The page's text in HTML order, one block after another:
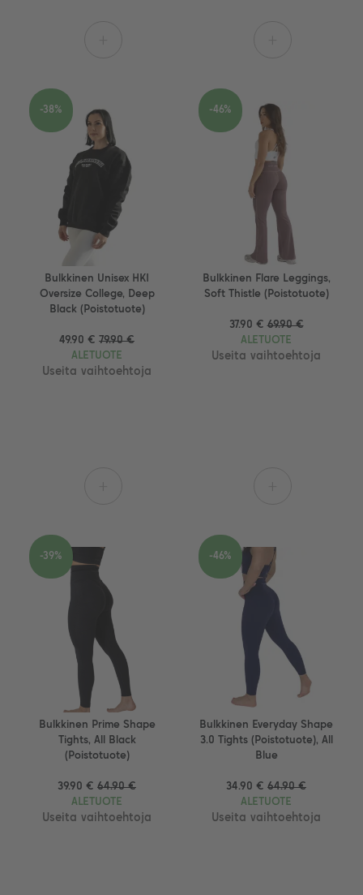
Bulkkinen Unisex HKI
Oversize College, Deep
Black (Poistotuote)
49.90 € 79.90 €
ALETUOTE
Useita vaihtoehtoja
-38%
Bulkkinen Flare Leggings,
Soft Thistle (Poistotuote)
37.90 € 69.90 €
ALETUOTE
Useita vaihtoehtoja
-46%
Bulkkinen Prime Shape
Tights, All Black
(Poistotuote)
39.90 € 64.90 €
ALETUOTE
Useita vaihtoehtoja
-39%
Bulkkinen Everyday Shape
3.0 Tights (Poistotuote), All
Blue
34.90 € 64.90 €
ALETUOTE
Useita vaihtoehtoja
-46%